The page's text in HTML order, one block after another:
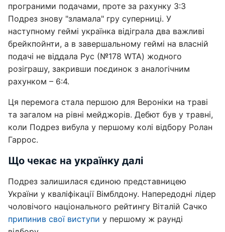
програними подачами, проте за рахунку 3:3
Подрез знову "зламала" гру суперниці. У
наступному геймі українка відіграла два важливі
брейкпойнти, а в завершальному геймі на власній
подачі не віддала Рус (№178 WTA) жодного
розіграшу, закривши поєдинок з аналогічним
рахунком – 6:4.
Ця перемога стала першою для Вероніки на траві
та загалом на рівні мейджорів. Дебют був у травні,
коли Подрез вибула у першому колі відбору Ролан
Гаррос.
Що чекає на українку далі
Подрез залишилася єдиною представницею
України у кваліфікації Вімблдону. Напередодні лідер
чоловічого національного рейтингу Віталій Сачко
припинив свої виступи у першому ж раунді